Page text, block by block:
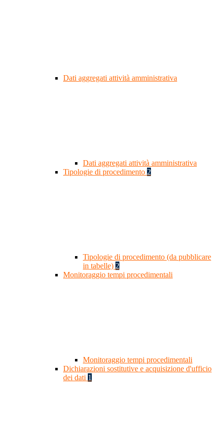
Dati aggregati attività amministrativa
Dati aggregati attività amministrativa
Tipologie di procedimento 2
Tipologie di procedimento (da pubblicare
in tabelle) 2
Monitoraggio tempi procedimentali
Monitoraggio tempi procedimentali
Dichiarazioni sostitutive e acquisizione d'ufficio
dei dati 1